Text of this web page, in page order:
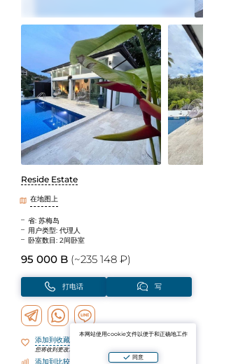
Reside Estate
在地图上
省: 苏梅岛
用户类型: 代理人
卧室数目: 2间卧室
95 000 B (~235 148 ₽)
打电话 写
添加到收藏夹
您将收到更改通知
添加到比较
本网站使用cookie文件以便于和正确地工作
同意